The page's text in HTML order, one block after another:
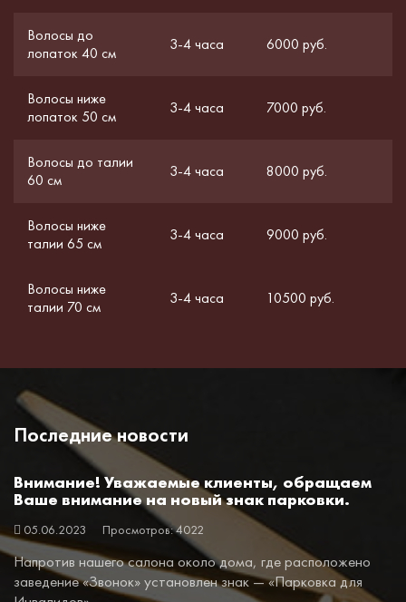
Волосы до
лопаток 40 см
3-4 часа 6000 руб.
Волосы ниже
лопаток 50 см
3-4 часа 7000 руб.
Волосы до талии
60 см
3-4 часа 8000 руб.
Волосы ниже
талии 65 см
3-4 часа 9000 руб.
Волосы ниже
талии 70 см
3-4 часа 10500 руб.
Последние новости
Внимание! Уважаемые клиенты, обращаем
Ваше внимание на новый знак парковки.
05.06.2023 Просмотров: 4022
Напротив нашего салона около дома, где расположено
заведение «Звонок» установлен знак — «Парковка для